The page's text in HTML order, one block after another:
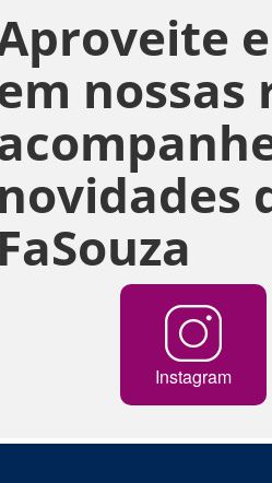
nossas
novidades
FaSouza
Instagram